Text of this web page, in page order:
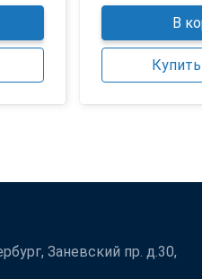
В
Заневский пр. д.30,